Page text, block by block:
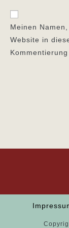
ein
zum
Kommentieren
ein
Website-
Meinen
Website in
Kommentierung